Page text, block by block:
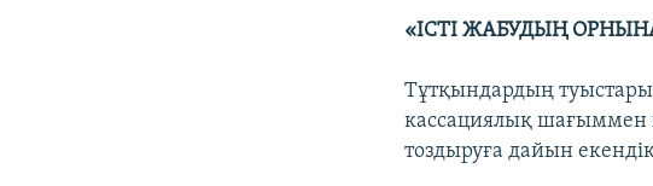
«ІСТІ ЖАБУДЫҢ
Тұтқындардың туыстары
кассациялық шағыммен
тоздыруға дайын